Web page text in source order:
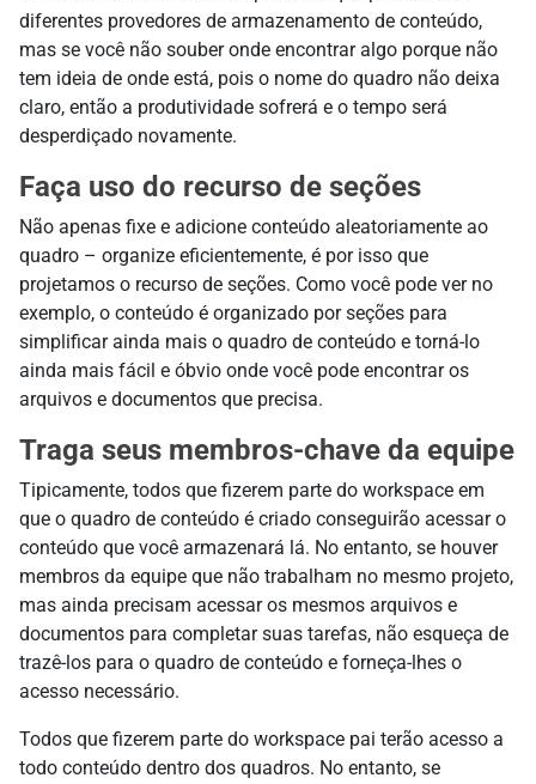
diferentes provedores de armazenamento de conteúdo,
mas se você não souber onde encontrar algo porque não
tem ideia de onde está, pois o nome do quadro não deixa
claro, então a produtividade sofrerá e o tempo será
desperdiçado novamente.
Faça uso do recurso de seções
Não apenas fixe e adicione conteúdo aleatoriamente ao
quadro – organize eficientemente, é por isso que
projetamos o recurso de seções. Como você pode ver no
exemplo, o conteúdo é organizado por seções para
simplificar ainda mais o quadro de conteúdo e torná-lo
ainda mais fácil e óbvio onde você pode encontrar os
arquivos e documentos que precisa.
Traga seus membros-chave da equipe
Tipicamente, todos que fizerem parte do workspace em
que o quadro de conteúdo é criado conseguirão acessar o
conteúdo que você armazenará lá. No entanto, se houver
membros da equipe que não trabalham no mesmo projeto,
mas ainda precisam acessar os mesmos arquivos e
documentos para completar suas tarefas, não esqueça de
trazê-los para o quadro de conteúdo e forneça-lhes o
acesso necessário.
Todos que fizerem parte do workspace pai terão acesso a
todo conteúdo dentro dos quadros. No entanto, se